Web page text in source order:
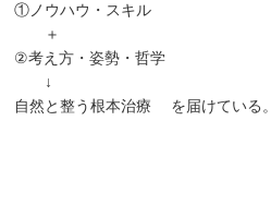
①ノウハウ・スキル
＋
②考え方・姿勢・哲学
↓
自然と整う根本治療 を届けている。